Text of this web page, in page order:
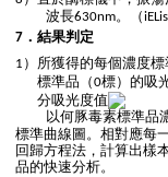
波長630nm。（
7．結果判定
1 ）所獲得的每個濃度
標準品（0標）的吸
分吸光度值
以何豚毒素標準品
標準曲線圖。相對應每
回歸方程法，計算出樣
品的快速分析。